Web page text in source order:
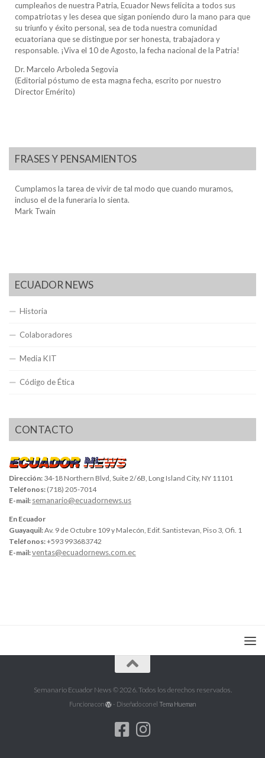
cumpleaños de nuestra Patria, Ecuador News felicita a todos sus
compatriotas y les desea que sigan poniendo duro la mano para que
su triunfo y éxito personal, sea de toda nuestra comunidad
ecuatoriana que se distingue por ser honesta, trabajadora y
responsable. ¡Viva el 10 de Agosto, la fecha nacional de la Patria!
Dr. Marcelo Arboleda Segovia
(Editorial póstumo de esta magna fecha, escrito por nuestro
Director Emérito)
FRASES Y PENSAMIENTOS
Cumplamos la tarea de vivir de tal modo que cuando muramos,
incluso el de la funeraria lo sienta.
Mark Twain
ECUADOR NEWS
Historia
Colaboradores
Media KIT
Código de Ética
CONTACTO
Dirección: 34-18 Northern Blvd, Suite 2/6B, Long Island City, NY 11101
Teléfonos: (718) 205-7014
E-mail: semanario@ecuadornews.us
En Ecuador
Guayaquil:Av. 9 de Octubre 109 y Malecón, Edif. Santistevan, Piso 3, Ofi. 1
Teléfonos:+593 993683742
E-mail:ventas@ecuadornews.com.ec
Semanario Ecuador News © 2026. Todos los derechos reservados.
Funciona con - Diseñado con el Tema Hueman